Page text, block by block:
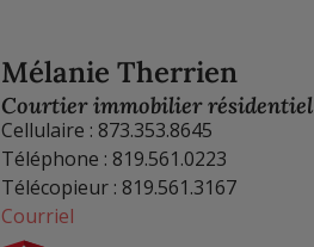
Mélanie Therrien
Courtier immobilier résidentiel
Cellulaire : 873.353.8645
Téléphone : 819.561.0223
Télécopieur : 819.561.3167
Courriel